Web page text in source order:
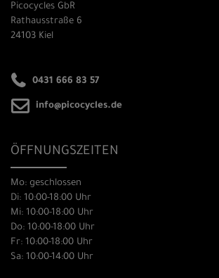
Picocycles GbR
Rathausstraße 6
24103 Kiel
0431 666 83 57
info@picocycles.de
ÖFFNUNGSZEITEN
Mo: geschlossen
Di: 10:00-18:00 Uhr
Mi: 10:00-18:00 Uhr
Do: 10:00-18:00 Uhr
Fr: 10:00-18:00 Uhr
Sa: 10:00-14:00 Uhr